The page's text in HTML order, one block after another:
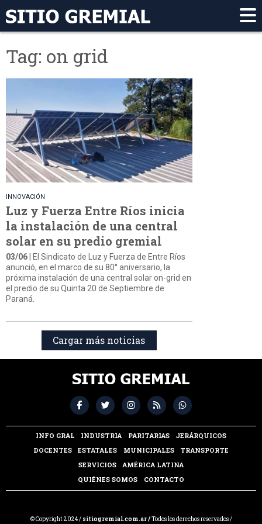
Tag: on grid
INNOVACIÓN
Luz y Fuerza Entre Ríos inicia
la instalación de una central
solar en su predio gremial
03/06 | El Sindicato de Luz y Fuerza de Entre Ríos
anunció, en el marco de su 80° aniversario, la
próxima instalación de una central solar on-grid en
el predio de su Quinta 20 de Septiembre de
Paraná.
Cargar más noticias
INFO GRAL INDUSTRIA PARITARIAS
JERÁRQUICOS
DOCENTES
ESTATALES MUNICIPALES
TRANSPORTE
SERVICIOS
AMÉRICA LATINA
QUIÉNES SOMOS
CONTACTO
© Copyright 2024 / sitiogremial.com.ar /Todos los derechos reservados /